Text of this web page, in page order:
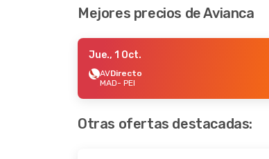
Mejores precios de Avianca
Jue., 1 Oct.
AVDirecto
MAD- PEI
Otras ofertas destacadas: